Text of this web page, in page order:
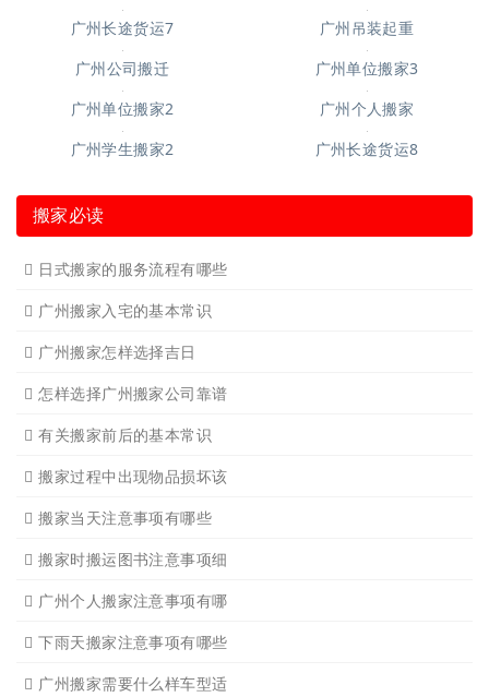
广州长途货运7
广州吊装起重
广州公司搬迁
广州单位搬家3
广州单位搬家2
广州个人搬家
广州学生搬家2
广州长途货运8
搬家必读
日式搬家的服务流程有哪些
广州搬家入宅的基本常识
广州搬家怎样选择吉日
怎样选择广州搬家公司靠谱
有关搬家前后的基本常识
搬家过程中出现物品损坏该
搬家当天注意事项有哪些
搬家时搬运图书注意事项细
广州个人搬家注意事项有哪
下雨天搬家注意事项有哪些
广州搬家需要什么样车型适